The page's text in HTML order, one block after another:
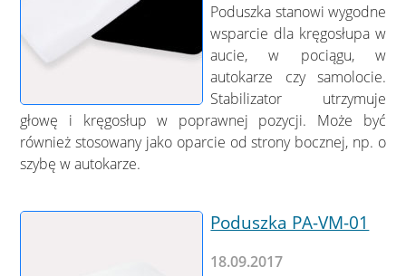
Poduszka stanowi wygodne
wsparcie dla kręgosłupa w
aucie, w pociągu, w
autokarze czy samolocie.
Stabilizator utrzymuje
głowę i kręgosłup w poprawnej pozycji. Może być
również stosowany jako oparcie od strony bocznej, np. o
szybę w autokarze.
Poduszka PA-VM-01
18.09.2017